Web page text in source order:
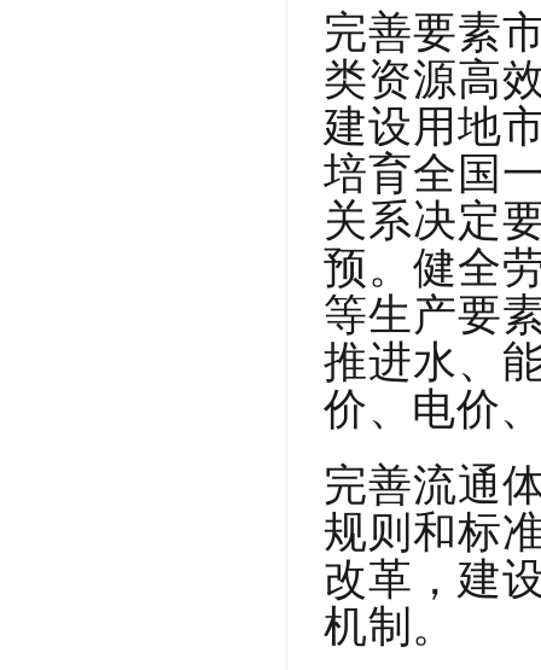
完善要素
类资源高
建设用地
培育全国
关系决定
预。健全
等生产要
推进水、
价、电价
完善流通
规则和标
改革，建
机制。